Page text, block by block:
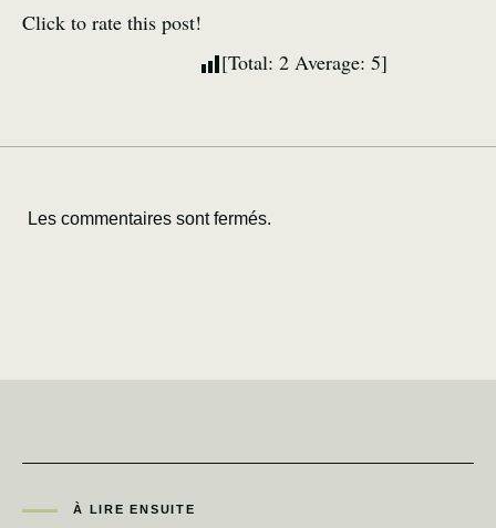
Click to rate this post!
[Total: 2 Average: 5]
Les commentaires sont fermés.
À LIRE ENSUITE